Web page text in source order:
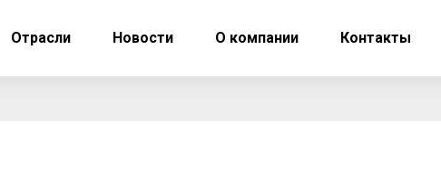
Отрасли Новости О компании Контакты